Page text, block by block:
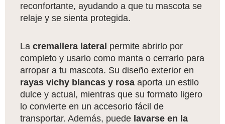
reconfortante, ayudando a que tu mascota se
relaje y se sienta protegida.
La cremallera lateral permite abrirlo por
completo y usarlo como manta o cerrarlo para
arropar a tu mascota. Su diseño exterior en
rayas vichy blancas y rosa aporta un estilo
dulce y actual, mientras que su formato ligero
lo convierte en un accesorio fácil de
transportar. Además, puede lavarse en la